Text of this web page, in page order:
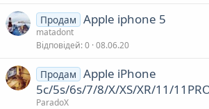
Продам Apple iphone 5
matadont
Відповідей 0 08.06.20
Продам Apple iРhone
5c/5s/6s/7/8/X/XS/XR/11/
ParadoX